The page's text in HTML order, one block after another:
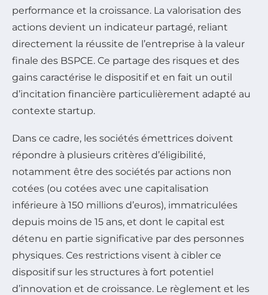
performance et la croissance. La valorisation des
actions devient un indicateur partagé, reliant
directement la réussite de l’entreprise à la valeur
finale des BSPCE. Ce partage des risques et des
gains caractérise le dispositif et en fait un outil
d’incitation financière particulièrement adapté au
contexte startup.
Dans ce cadre, les sociétés émettrices doivent
répondre à plusieurs critères d’éligibilité,
notamment être des sociétés par actions non
cotées (ou cotées avec une capitalisation
inférieure à 150 millions d’euros), immatriculées
depuis moins de 15 ans, et dont le capital est
détenu en partie significative par des personnes
physiques. Ces restrictions visent à cibler ce
dispositif sur les structures à fort potentiel
d’innovation et de croissance. Le règlement et les